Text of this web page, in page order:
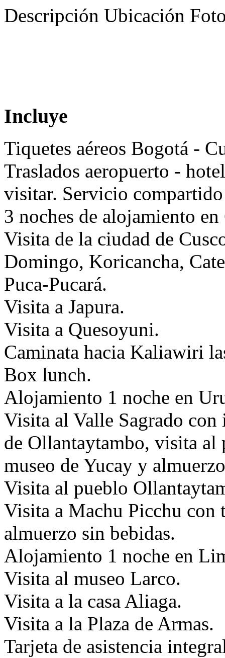
Descripción Ubicación
Incluye
Tiquetes aéreos Bogotá -
Traslados aeropuerto -
visitar. Servicio compartido
3 noches de alojamiento en
Visita de la ciudad de
Domingo, Koricancha,
Puca-Pucará.
Visita a Japura.
Visita a Quesoyuni.
Caminata hacia Kaliawiri
Box lunch.
Alojamiento 1 noche en
Visita al Valle Sagrado
de Ollantaytambo, visita
museo de Yucay y
Visita al pueblo
Visita a Machu Picchu con
almuerzo sin bebidas.
Alojamiento 1 noche en
Visita al museo Larco.
Visita a la casa Aliaga.
Visita a la Plaza de Armas.
Tarjeta de asistencia